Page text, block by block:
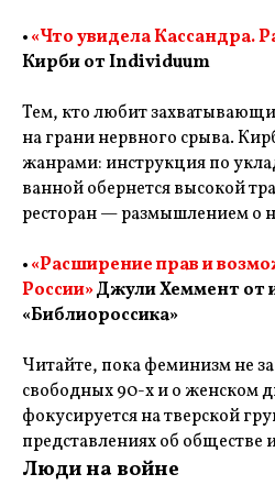
•«Что увидела Кассандра.
Кирби от Individuum
Тем, кто любит
на грани нервного срыва.
жанрами: инструкция по
ванной обернется высокой
ресторан — размышлением о
•«Расширение прав и
России»Джули Хеммент от
«Библиороссика»
Читайте, пока феминизм не
свободных 90-х и о женском
фокусируется на тверской
представлениях об обществе
Люди на войне